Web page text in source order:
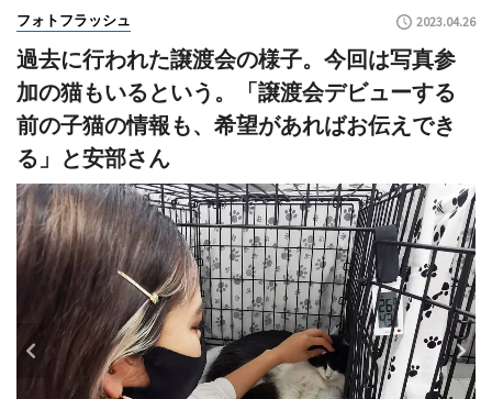
フォトフラッシュ 2023.04.26
過去に行われた譲渡会の様子。今回は写真参
加の猫もいるという。「譲渡会デビューする
前の子猫の情報も、希望があればお伝えでき
る」と安部さん